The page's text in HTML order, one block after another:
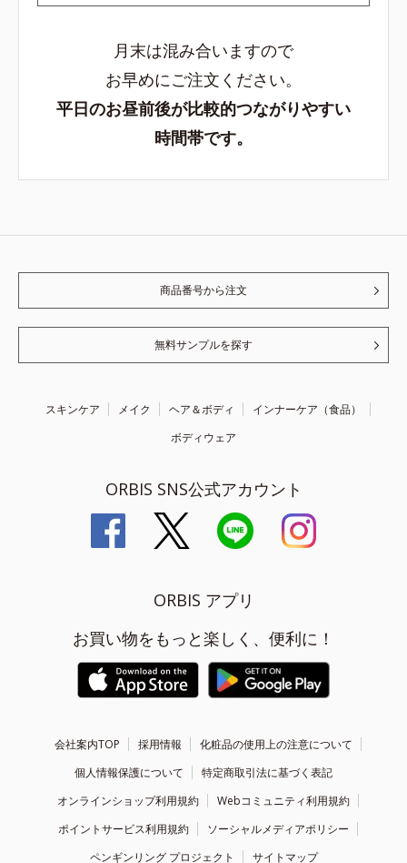
月末は混み合いますので
お早めにご注文ください。
平日のお昼前後が比較的つながりやすい
時間帯です。
商品番号から注文
無料サンプルを探す
スキンケア メイク ヘア＆ボディ
インナーケア（食品）
ボディウェア
ORBIS SNS公式アカウント
ORBIS アプリ
お買い物をもっと楽しく、便利に！
会社案内TOP 採用情報
化粧品の使用上の注意について
個人情報保護について
特定商取引法に基づく表記
オンラインショップ利用規約
Webコミュニティ利用規約
ポイントサービス利用規約
ソーシャルメディアポリシー
ペンギンリング プロジェクト
サイトマップ